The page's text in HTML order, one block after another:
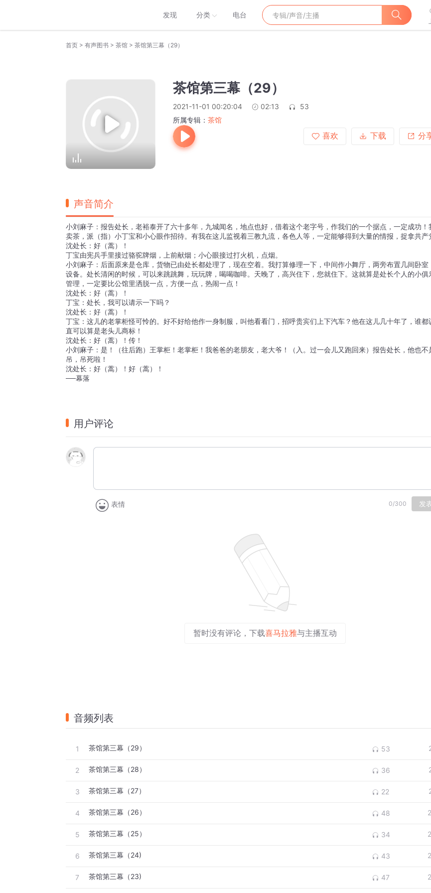
发现 分类 电台
首页 > 有声图书 > 茶馆 > 茶馆第三幕（29）
茶馆第三幕（29）
2021-11-01 00:20:04 02:13
53
所属专辑： 茶馆
喜欢
下载 分
声音简介
小刘麻子：报告处长，老裕泰开了六十多年，九城闻名，地点也好，借着这个老字号，作我们的一个据点，一定成功！
卖茶，派（指）小丁宝和小心眼作招待。有我在这儿监视着三教九流，各色人等，一定能够得到大量的情报，捉拿共产
沈处长：好（蒿）！
丁宝由宪兵手里接过骆驼牌烟，上前献烟；小心眼接过打火机，点烟。
小刘麻子：后面原来是仓库，货物已由处长都处理了，现在空着。我打算修理一下，中间作小舞厅，两旁布置几间卧室
设备。处长清闲的时候，可以来跳跳舞，玩玩牌，喝喝咖啡。天晚了，高兴住下，您就住下。这就算是处长个人的小俱
管理，一定要比公馆里洒脱一点，方便一点，热闹一点！
沈处长：好（蒿）！
丁宝：处长，我可以请示一下吗？
沈处长：好（蒿）！
丁宝：这儿的老掌柜怪可怜的。好不好给他作一身制服，叫他看看门，招呼贵宾们上下汽车？他在这儿几十年了，谁都
直可以算是老头儿商标！
沈处长：好（蒿）！传！
小刘麻子：是！（往后跑）王掌柜！老掌柜！我爸爸的老朋友，老大爷！（入。过一会儿又跑回来）报告处长，他也不
吊，吊死啦！
沈处长：好（蒿）！好（蒿）！
──幕落
用户评论
表情 0/300 发
暂时没有评论，下载喜马拉雅与主播互动
音频列表
1 茶馆第三幕（29） 53
2 茶馆第三幕（28） 36
3 茶馆第三幕（27） 22
4 茶馆第三幕（26） 48
5 茶馆第三幕（25） 34
6 茶馆第三幕（24) 43
7 茶馆第三幕（23) 47